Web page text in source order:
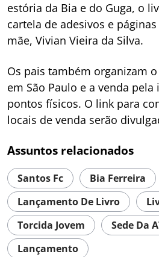
estória da Bia e do Guga, o
cartela de adesivos e
mãe, Vivian Vieira da Silva.
Os pais também organizam
em São Paulo e a venda
pontos físicos. O link para
locais de venda serão
Assuntos relacionados
Santos Fc Bia Ferreira
Lançamento De Livro
Torcida Jovem
Sede Da
Lançamento